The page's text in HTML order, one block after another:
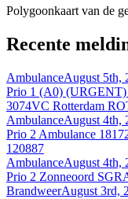
Polygoonkaart van de
Recente
AmbulanceAugust 5th,
Prio 1 (A0) (URGENT)
3074VC Rotterdam
AmbulanceAugust 4th,
Prio 2 Ambulance
120887
AmbulanceAugust 4th,
Prio 2 Zonneoord
BrandweerAugust 3rd,